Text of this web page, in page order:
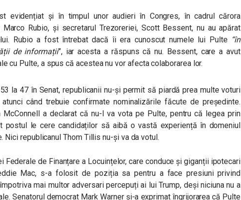
evidențiat și în timpul unor audieri în Congres, în cadrul cărora
Rubio, și secretarul Trezoreriei, Scott Bessent, nu au apărat
Rubio a fost întrebat dacă îi era cunoscut numele lui Pulte “în
de informații”, iar acesta a răspuns că nu. Bessent, care a avut
cu Pulte, a spus că acestea nu vor afecta colaborarea lor.
la 47 în Senat, republicanii nu-și permit să piardă prea multe voturi
când trebuie confirmate nominalizările făcute de președinte.
McConnell a declarat că nu-l va vota pe Pulte, pentru că legea prin
postul le cere candidaților să aibă o vastă experiență în domeniul
Nici republicanul Thom Tillis nu-și va da votul.
Federale de Finanțare a Locuințelor, care conduce și giganții ipotecari
Mac, s-a folosit de poziția sa pentru a face presiuni privind
mai multor adversari percepuți ai lui Trump, deși niciuna nu a
Senatorul democrat Mark Warner și-a exprimat îngrijorarea că Pulte